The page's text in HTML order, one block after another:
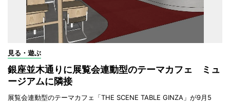
見る・遊ぶ
銀座並木通りに展覧会連動型のテーマカフェ ミュ
ージアムに隣接
展覧会連動型のテーマカフェ「THE SCENE TABLE GINZA」が9月5